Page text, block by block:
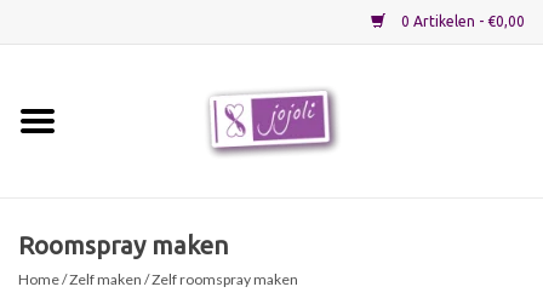
0 Artikelen - €0,00
Verpakkingen
Roomspray maken
Home/Zelf maken / Zelf roomspray maken